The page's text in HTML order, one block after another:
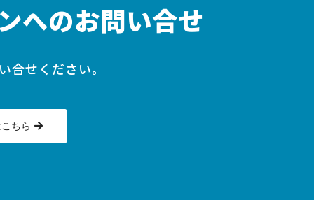
へのお問い合せ
合せください。
ちら